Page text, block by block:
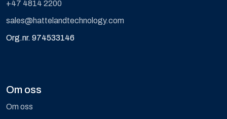
+47 4814 2200
sales@hattelandtechnology.com
Org.nr. 974533146
Om oss
Om oss